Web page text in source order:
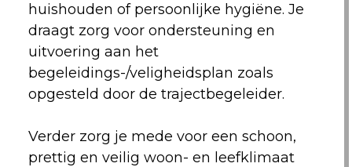
huishouden of persoonlijke hygiëne. Je
draagt zorg voor ondersteuning en
uitvoering aan het
begeleidings-/veligheidsplan zoals
opgesteld door de trajectbegeleider.
Verder zorg je mede voor een schoon,
prettig en veilig woon- en leefklimaat